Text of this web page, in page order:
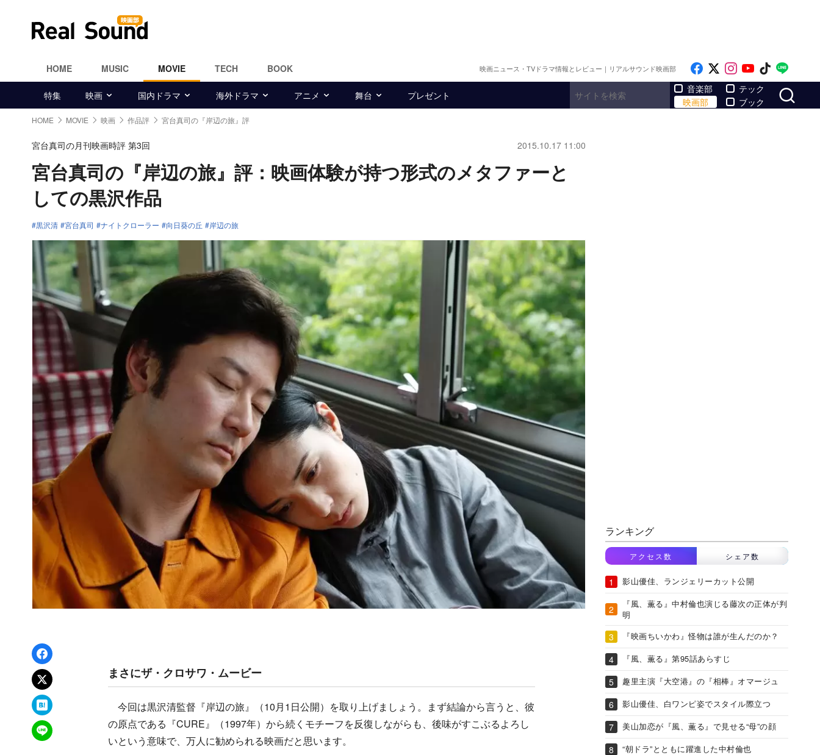
HOME MUSIC MOVIE TECH BOOK 映画ニュース・TVドラマ情報とレビュー｜リアルサウンド映画部 Like on Facebook
Follow on x
Follow on
Follow on
Follow
特集 映画 国内ドラマ 海外ドラマ アニメ 舞台 プレゼント
音楽部
映画部
テック
ブック
HOME MOVIE 映画 作品評 宮台真司の『岸辺の旅』評
宮台真司の月刊映画時評 第3回 2015.10.17 11:00
宮台真司の『岸辺の旅』評：映画体験が持つ形式のメタファーと
しての黒沢作品
黒沢清 宮台真司 ナイトクローラー 向日葵の丘 岸辺の旅
Facebookでシェア
xでポスト
はてなブックマーク
LINEで送る
まさにザ・クロサワ・ムービー
今回は黒沢清監督『岸辺の旅』（10月1日公開）を取り上げましょう。まず結論から言うと、彼
の原点である『CURE』（1997年）から続くモチーフを反復しながらも、後味がすこぶるよろし
いという意味で、万人に勧められる映画だと思います。
ランキング
アクセス数 シェア数
影山優佳、ランジェリーカット公開
『風、薫る』中村倫也演じる藤次の正体が判
明
『映画ちいかわ』怪物は誰が生んだのか？
『風、薫る』第95話あらすじ
趣里主演『大空港』の『相棒』オマージュ
影山優佳、白ワンピ姿でスタイル際立つ
美山加恋が『風、薫る』で見せる“母”の顔
“朝ドラ”とともに躍進した中村倫也